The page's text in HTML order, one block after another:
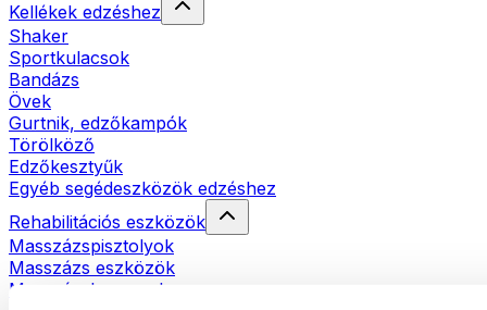
Kellékek edzéshez
Shaker
Sportkulacsok
Bandázs
Övek
Gurtnik, edzőkampók
Törölköző
Edzőkesztyűk
Egyéb segédeszközök edzéshez
Rehabilitációs eszközök
Masszázspisztolyok
Masszázs eszközök
Masszázshengerek